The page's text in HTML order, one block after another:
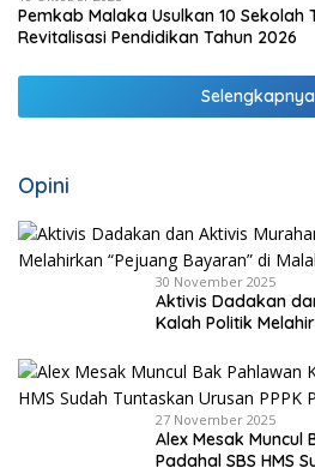
Pemkab Malaka Usulkan 10 Sekolah
Revitalisasi Pendidikan Tahun 2026
Selengkapnya
Opini
30 November 2025
Aktivis Dadakan
Kalah Politik
27 November 2025
Alex Mesak Muncul
Padahal SBS HMS